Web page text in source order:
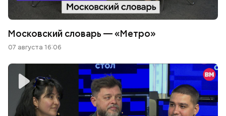
Московский словарь — «Метро»
07 августа 16:06